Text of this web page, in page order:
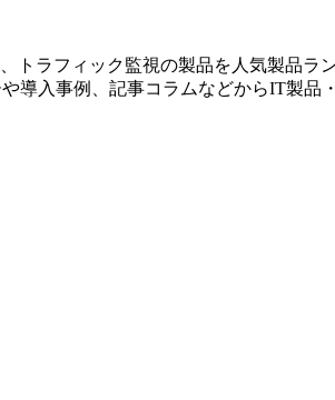
ラフィック監視の製品を人気製品ラ
入事例、記事コラムなどからIT製品